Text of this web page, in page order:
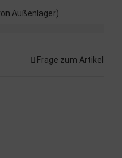
Außenlager)
Frage zum Artikel